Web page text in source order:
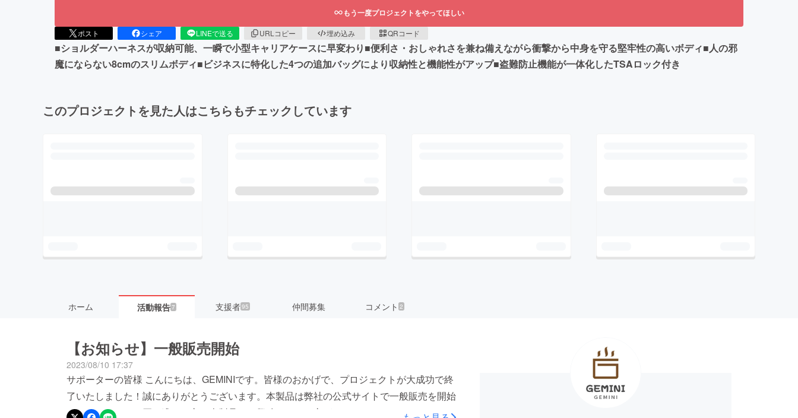
もう一度プロジェクトをやってほしい
ポスト シェア LINEで送る URLコピー 埋め込み QRコード
■ショルダーハーネスが収納可能、一瞬で小型キャリアケースに早変わり■便利さ・おしゃれさを兼ね備えながら衝撃から中身を守る堅牢性の高いボディ■人の邪
魔にならない8cmのスリムボディ■ビジネスに特化した4つの追加バッグにより収納性と機能性がアップ■盗難防止機能が一体化したTSAロック付き
このプロジェクトを見た人はこちらもチェックしています
ホーム 活動報告7 支援者95 仲間募集 コメント 2
【お知らせ】一般販売開始
2023/08/10 17:37
サポーターの皆様 こんにちは、GEMINIです。皆様のおかげで、プロジェクトが大成功で終
了いたしました！誠にありがとうございます。本製品は弊社の公式サイトで一般販売を開始
しております。お買い逃した方、本製品にご興味あります方がいらっしゃいましたら、よろ